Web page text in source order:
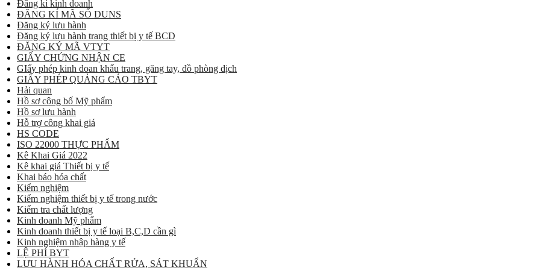
Đăng kí kinh doanh
ĐĂNG KÍ MÃ SỐ DUNS
Đăng ký lưu hành
Đăng ký lưu hành trang thiết bị y tế BCD
ĐĂNG KÝ MÃ VTYT
GIẤY CHỨNG NHẬN CE
GIấy phép kinh doan khẩu trang, găng tay, đồ phòng dịch
GIẤY PHÉP QUẢNG CÁO TBYT
Hải quan
Hồ sơ công bố Mỹ phẩm
Hồ sơ lưu hành
Hỗ trợ công khai giá
HS CODE
ISO 22000 THỰC PHẨM
Kê Khai Giá 2022
Kê khai giá Thiết bị y tế
Khai báo hóa chất
Kiểm nghiệm
Kiểm nghiệm thiết bị y tế trong nước
Kiểm tra chất lượng
Kinh doanh Mỹ phẩm
Kinh doanh thiết bị y tế loại B,C,D cần gì
Kinh nghiệm nhập hàng y tế
LỆ PHÍ BYT
LƯU HÀNH HÓA CHẤT RỬA, SÁT KHUẨN